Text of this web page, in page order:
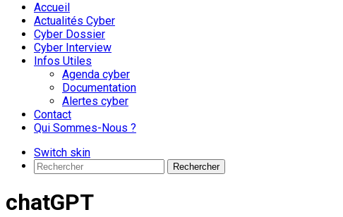
Accueil
Actualités Cyber
Cyber Dossier
Cyber Interview
Infos Utiles
Agenda cyber
Documentation
Alertes cyber
Contact
Qui Sommes-Nous ?
Switch skin
Rechercher
chatGPT